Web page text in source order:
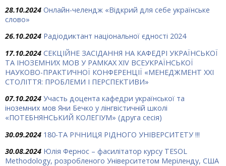
28.10.2024 Онлайн-челендж «Відкрий для себе українське
слово»
26.10.2024 Радіодиктант національної єдності 2024
17.10.2024 СЕКЦІЙНЕ ЗАСІДАННЯ НА КАФЕДРІ УКРАЇНСЬКОЇ
ТА ІНОЗЕМНИХ МОВ У РАМКАХ ХIV ВСЕУКРАЇНСЬКОЇ
НАУКОВО-ПРАКТИЧНОЇ КОНФЕРЕНЦІЇ «МЕНЕДЖМЕНТ ХХІ
СТОЛІТТЯ: ПРОБЛЕМИ І ПЕРСПЕКТИВИ»
07.10.2024 Участь доцента кафедри української та
іноземних мов Яни Бечко у лінгвістичній школі
«ПОТЕБНЯНСЬКИЙ КОЛЕГІУМ» (друга сесія)
30.09.2024 180-ТА РІЧНИЦЯ РІДНОГО УНІВЕРСИТЕТУ !!!
30.08.2024 Юлія Фернос – фасилітатор курсу TESOL
Methodology, розробленого Університетом Меріленду, США